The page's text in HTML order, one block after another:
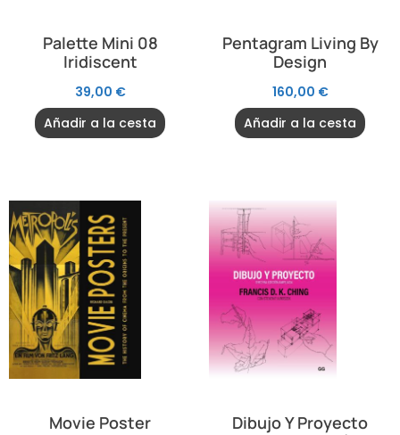
Palette Mini 08
Iridiscent
39,00 €
Añadir a la cesta
Pentagram Living By
Design
160,00 €
Añadir a la cesta
Movie Poster
Dibujo Y Proyecto